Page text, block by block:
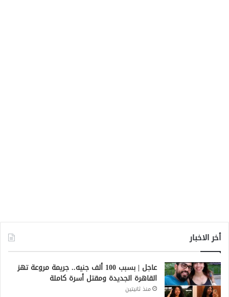
أخر الاخبار
عاجل | بسبب 100 ألف جنيه.. جريمة مروعة تهز
القاهرة الجديدة ومقتل أسرة كاملة
منذ ثانيتين